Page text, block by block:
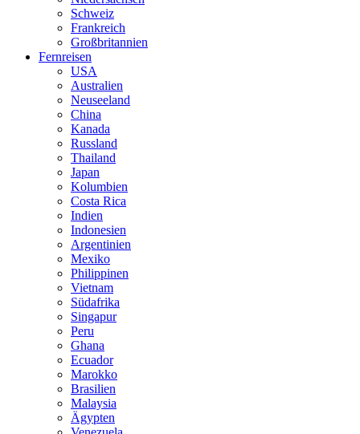
Schweiz
Frankreich
Großbritannien
Fernreisen
USA
Australien
Neuseeland
China
Kanada
Russland
Thailand
Japan
Kolumbien
Costa Rica
Indien
Indonesien
Argentinien
Mexiko
Philippinen
Vietnam
Südafrika
Singapur
Peru
Ghana
Ecuador
Marokko
Brasilien
Malaysia
Ägypten